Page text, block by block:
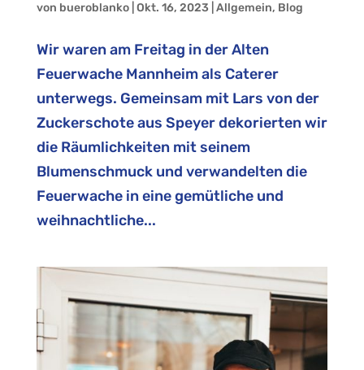
von bueroblanko| Okt. 16, 2023 Allgemein, Blog
Wir waren am Freitag in der Alten
Feuerwache Mannheim als Caterer
unterwegs. Gemeinsam mit Lars von der
Zuckerschote aus Speyer dekorierten wir
die Räumlichkeiten mit seinem
Blumenschmuck und verwandelten die
Feuerwache in eine gemütliche und
weihnachtliche...